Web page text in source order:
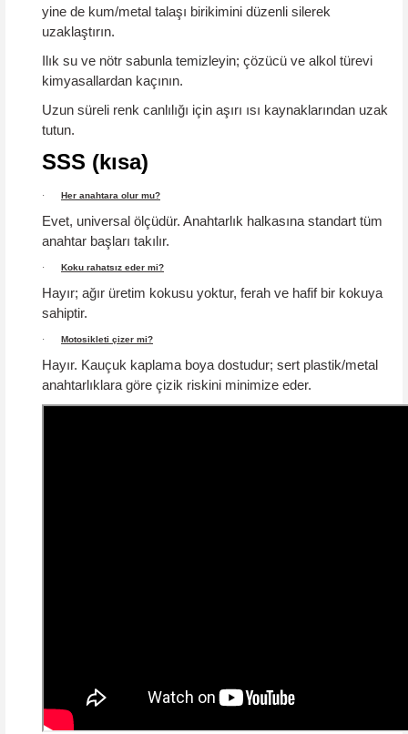
yine de kum/metal talaşı birikimini düzenli silerek
uzaklaştırın.
Ilık su ve nötr sabunla temizleyin; çözücü ve alkol türevi
kimyasallardan kaçının.
Uzun süreli renk canlılığı için aşırı ısı kaynaklarından uzak
tutun.
SSS (kısa)
· Her anahtara olur mu?
Evet, universal ölçüdür. Anahtarlık halkasına standart tüm
anahtar başları takılır.
· Koku rahatsız eder mi?
Hayır; ağır üretim kokusu yoktur, ferah ve hafifbir kokuya
sahiptir.
· Motosikleti çizer mi?
Hayır. Kauçuk kaplama boya dostudur; sert plastik/metal
anahtarlıklara göre çizik riskini minimize eder.